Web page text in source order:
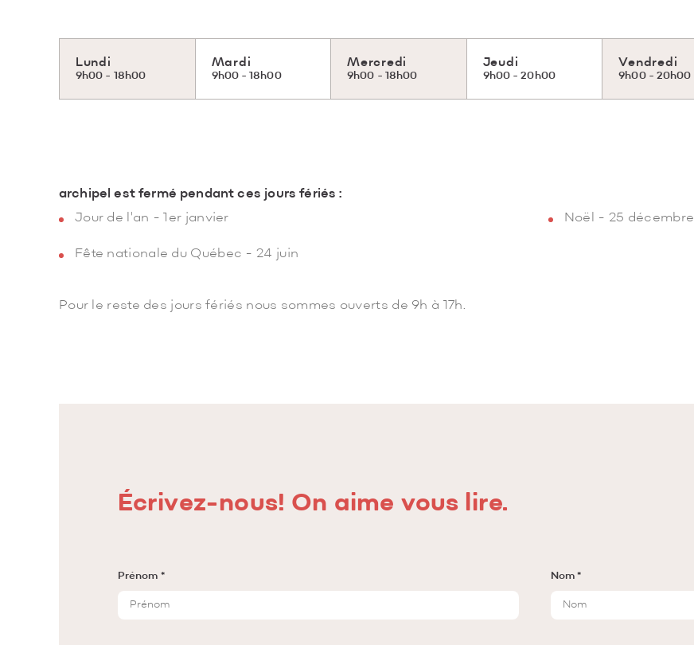
Lundi
9h00 - 18h00
Mardi
9h00 - 18h00
Mercredi
9h00 - 18h00
Jeudi
9h00 - 20h00
Vendredi
9h00 - 20h00
archipel est fermé pendant ces jours fériés :
Jour de l'an - 1er janvier
Fête nationale du Québec - 24 juin
Noël - 25 décembre
Pour le reste des jours fériés nous sommes ouverts de 9h à 17h.
Écrivez-nous! On aime vous lire.
Prénom * Nom *